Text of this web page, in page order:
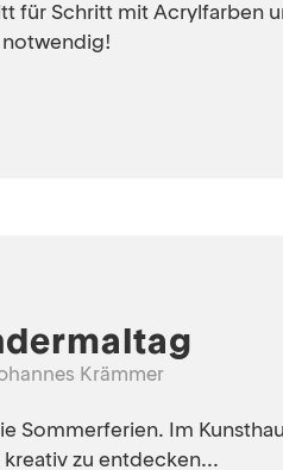
für Schritt mit Acrylfarben
notwendig!
Krämmer
Sommerferien. Im
kreativ zu entdecken...